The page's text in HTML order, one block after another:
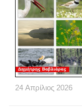
24 Απρίλιος 2026